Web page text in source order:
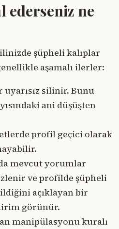
ederseniz ne
şüpheli kalıplar
aşamalı ilerler:
silinir. Bunu
ani düşüşten
profil geçici olarak
mevcut yorumlar
ve profilde şüpheli
açıklayan bir
görünür.
manipülasyonu kuralı